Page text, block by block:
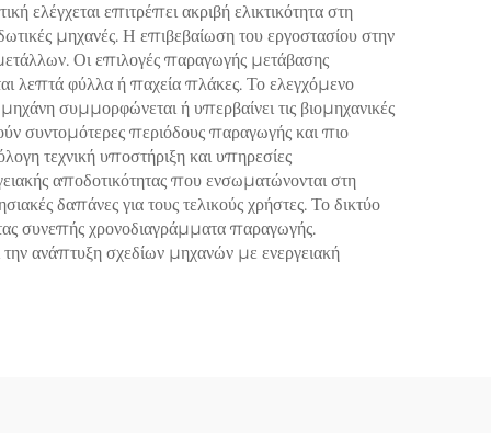
ελέγχεται επιτρέπει ακριβή ελικτικότητα στη
μηχανές. Η επιβεβαίωση του εργοστασίου στην
Οι επιλογές παραγωγής μετάβασης
λεπτά φύλλα ή παχεία πλάκες. Το ελεγχόμενο
συμμορφώνεται ή υπερβαίνει τις βιομηχανικές
συντομότερες περιόδους παραγωγής και πιο
τεχνική υποστήριξη και υπηρεσίες
αποδοτικότητας που ενσωματώνονται στη
δαπάνες για τους τελικούς χρήστες. Το δικτύο
συνεπής χρονοδιαγράμματα παραγωγής.
ανάπτυξη σχεδίων μηχανών με ενεργειακή